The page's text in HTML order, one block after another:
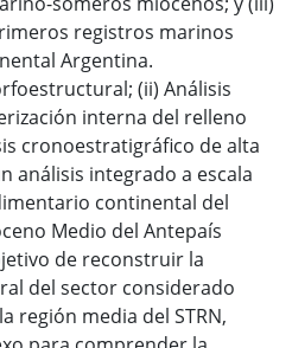
registros marinos
Argentina.
(ii) Análisis
interna del relleno
cronoestratigráfico de alta
análisis integrado a escala
continental del
Medio del Antepaís
de reconstruir la
del sector considerado
región media del STRN,